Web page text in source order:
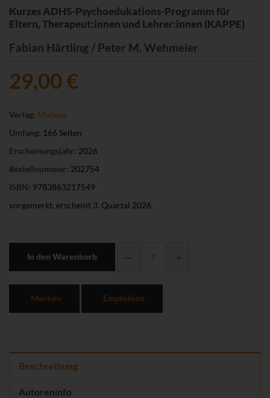
Kurzes ADHS-Psychoedukations-Programm für
Eltern, Therapeut:innen und Lehrer:innen (KAPPE)
Fabian Härtling / Peter M. Wehmeier
29,00 €
Verlag: Mabuse
Umfang: 166 Seiten
Erscheinungsjahr: 2026
Bestellnummer: 202754
ISBN: 9783863217549
vorgemerkt, erscheint 3. Quartal 2026
In den Warenkorb
Merken Empfehlen
Beschreibung
Autoreninfo